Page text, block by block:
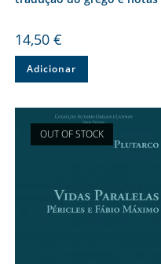
14,50 €
Adicionar
OUT OF STOCK